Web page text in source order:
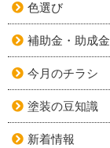
色選び
補助金・助成金
今月のチラシ
塗装の豆知識
新着情報